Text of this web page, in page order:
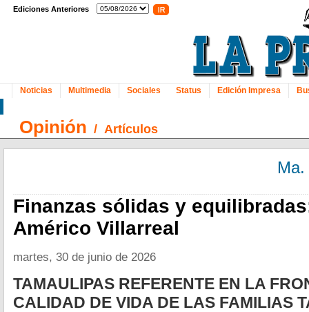
Ediciones Anteriores
Noticias Multimedia Sociales Status Edición Impresa
Opinión / Artículos
Finanzas sólidas y
Américo Villarreal
martes, 30 de junio de 2026
TAMAULIPAS REFERENTE EN LA
CALIDAD DE VIDA DE LAS FAMILIAS